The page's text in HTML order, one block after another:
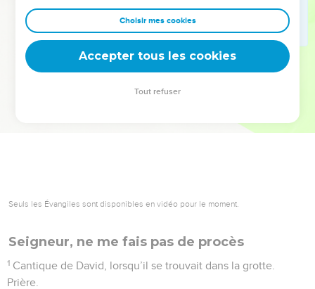
clés pour avancer avec plus de sagesse afin que leurs erreurs
deviennent vos tremplins. Que vous guidiez un ministère, une
équipe, un groupe ou une famille, leur expérience est faite
Seuls les Évangiles sont disponibles en vidéo pour le moment.
Seigneur, ne me fais pas de procès
1 Cantique de David, lorsqu’il se trouvait dans la grotte.
Prière.
Choisir mes cookies
Accepter tous les cookies
Tout refuser